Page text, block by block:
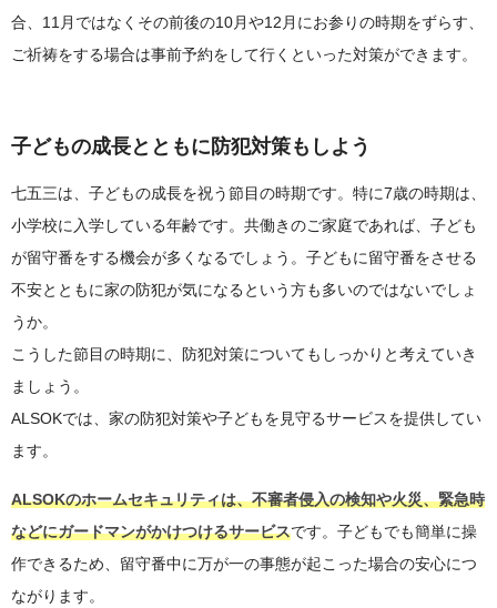
合、11月ではなくその前後の10月や12月にお参りの時期をずらす、
ご祈祷をする場合は事前予約をして行くといった対策ができます。
子どもの成長とともに防犯対策もしよう
七五三は、子どもの成長を祝う節目の時期です。特に7歳の時期は、
小学校に入学している年齢です。共働きのご家庭であれば、子ども
が留守番をする機会が多くなるでしょう。子どもに留守番をさせる
不安とともに家の防犯が気になるという方も多いのではないでしょ
うか。
こうした節目の時期に、防犯対策についてもしっかりと考えていき
ましょう。
ALSOKでは、家の防犯対策や子どもを見守るサービスを提供してい
ます。
ALSOKのホームセキュリティは、不審者侵入の検知や火災、緊急時
などにガードマンがかけつけるサービスです。子どもでも簡単に操
作できるため、留守番中に万が一の事態が起こった場合の安心につ
ながります。